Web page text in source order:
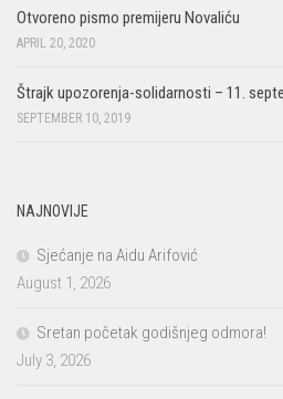
Otvoreno pismo premijeru Novaliću
APRIL 20, 2020
Štrajk upozorenja-solidarnosti – 11.
SEPTEMBER 10, 2019
NAJNOVIJE
Sjećanje na Aidu Arifović
August 1, 2026
Sretan početak godišnjeg odmora!
July 3, 2026